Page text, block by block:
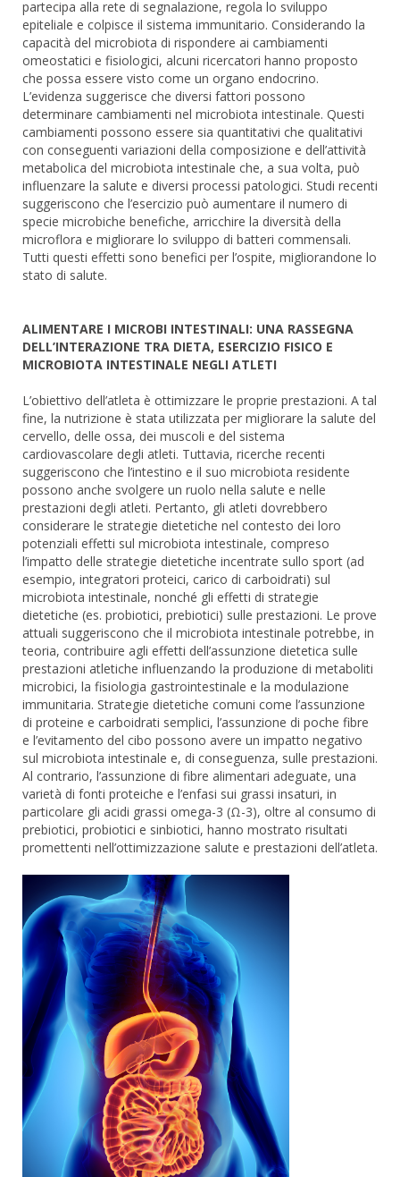
partecipa alla rete di segnalazione, regola lo sviluppo
epiteliale e colpisce il sistema immunitario. Considerando la
capacità del microbiota di rispondere ai cambiamenti
omeostatici e fisiologici, alcuni ricercatori hanno proposto
che possa essere visto come un organo endocrino.
L’evidenza suggerisce che diversi fattori possono
determinare cambiamenti nel microbiota intestinale. Questi
cambiamenti possono essere sia quantitativi che qualitativi
con conseguenti variazioni della composizione e dell’attività
metabolica del microbiota intestinale che, a sua volta, può
influenzare la salute e diversi processi patologici. Studi recenti
suggeriscono che l’esercizio può aumentare il numero di
specie microbiche benefiche, arricchire la diversità della
microflora e migliorare lo sviluppo di batteri commensali.
Tutti questi effetti sono benefici per l’ospite, migliorandone lo
stato di salute.
ALIMENTARE I MICROBI INTESTINALI: UNA RASSEGNA
DELL’INTERAZIONE TRA DIETA, ESERCIZIO FISICO E
MICROBIOTA INTESTINALE NEGLI ATLETI
L’obiettivo dell’atleta è ottimizzare le proprie prestazioni. A tal
fine, la nutrizione è stata utilizzata per migliorare la salute del
cervello, delle ossa, dei muscoli e del sistema
cardiovascolare degli atleti. Tuttavia, ricerche recenti
suggeriscono che l’intestino e il suo microbiota residente
possono anche svolgere un ruolo nella salute e nelle
prestazioni degli atleti. Pertanto, gli atleti dovrebbero
considerare le strategie dietetiche nel contesto dei loro
potenziali effetti sul microbiota intestinale, compreso
l’impatto delle strategie dietetiche incentrate sullo sport (ad
esempio, integratori proteici, carico di carboidrati) sul
microbiota intestinale, nonché gli effetti di strategie
dietetiche (es. probiotici, prebiotici) sulle prestazioni. Le prove
attuali suggeriscono che il microbiota intestinale potrebbe, in
teoria, contribuire agli effetti dell’assunzione dietetica sulle
prestazioni atletiche influenzando la produzione di metaboliti
microbici, la fisiologia gastrointestinale e la modulazione
immunitaria. Strategie dietetiche comuni come l’assunzione
di proteine ​​​​e carboidrati semplici, l’assunzione di poche fibre
e l’evitamento del cibo possono avere un impatto negativo
sul microbiota intestinale e, di conseguenza, sulle prestazioni.
Al contrario, l’assunzione di fibre alimentari adeguate, una
varietà di fonti proteiche e l’enfasi sui grassi insaturi, in
particolare gli acidi grassi omega-3 (Ω-3), oltre al consumo di
prebiotici, probiotici e sinbiotici, hanno mostrato risultati
promettenti nell’ottimizzazione salute e prestazioni dell’atleta.